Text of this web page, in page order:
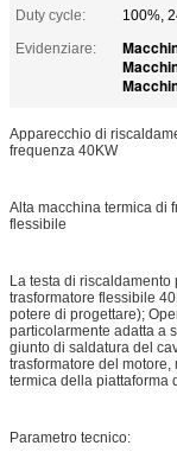
Duty cycle:
100%,
Evidenziare:
Apparecchio di
frequenza 40KW
Alta macchina termica di
flessibile
La testa di
trasformatore flessibile
potere di progettare);
particolarmente adatta a
giunto di saldatura del
trasformatore del
termica della piattaforma
Parametro tecnico: